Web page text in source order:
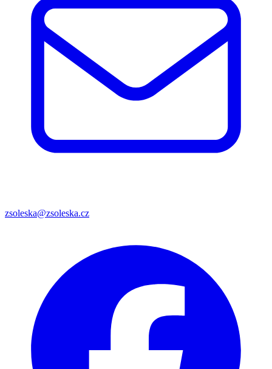
zsoleska@zsoleska.cz